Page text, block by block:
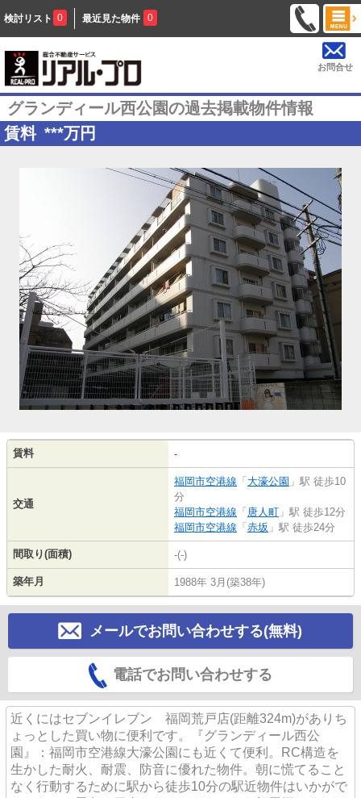
検討リスト 0 最近見た物件 0
お問合せ
グランディール西公園の過去掲載物件情報
賃料 ***万円
賃料 -
交通
福岡市空港線 「 大濠公園 」駅 徒歩10
分
福岡市空港線 「 唐人町 」駅 徒歩12分
福岡市空港線 「 赤坂 」駅 徒歩24分
間取り(面積) -(-)
築年月 1988年 3月(築38年)
メールでお問い合わせする(無料)
電話でお問い合わせする
近くにはセブンイレブン 福岡荒戸店(距離324m)がありち
ょっとした買い物に便利です。『グランディール西公
園』：福岡市空港線大濠公園にも近くて便利。RC構造を
生かした耐火、耐震、防音に優れた物件。朝に慌てること
なく行動するために駅から徒歩10分の駅近物件はいかがで